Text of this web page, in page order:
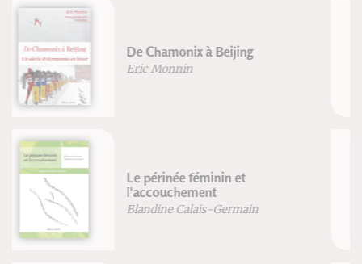
Pilates sans risque
Blandine Calais-Germain
Bertrand Raison
Les fondements de la leçon d'EPS
Patrick Seners